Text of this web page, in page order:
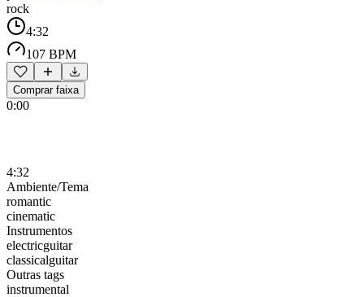
rock
4:32
107 BPM
Comprar faixa
0:00
4:32
Ambiente/Tema
romantic
cinematic
Instrumentos
electricguitar
classicalguitar
Outras tags
instrumental